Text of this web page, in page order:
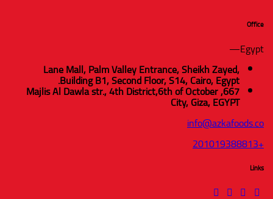
Office
Egypt—
Lane Mall, Palm Valley Entrance, Sheikh Zayed,
Building B1, Second Floor, S14, Cairo, Egypt.
667, Majlis Al Dawla str., 4th District,
6th of October
City, Giza, EGYPT
info@azkafoods.co
+201019388813
Links